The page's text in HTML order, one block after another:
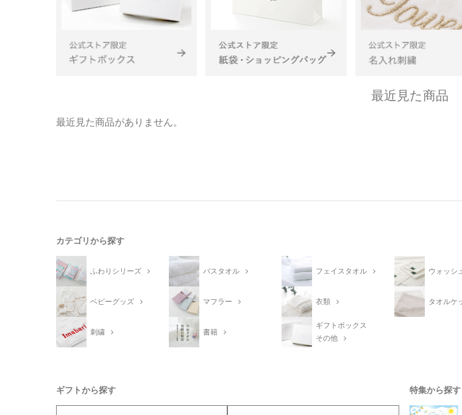
最近見た商品
最近見た商品がありません。
カテゴリから探す
ふわりシリーズ バスタオル フェイスタオル ウォッシ
ベビーグッズ マフラー 衣類 タオルケ
刺繍 書籍
ギフトボックス
その他
ギフトから探す 特集から探す